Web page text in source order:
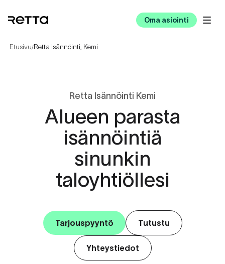
Oma asiointi
Etusivu/Retta Isännöinti, Kemi
Retta Isännöinti Kemi
Alueen parasta
isännöintiä
sinunkin
taloyhtiöllesi
Tarjouspyyntö Tutustu
Yhteystiedot